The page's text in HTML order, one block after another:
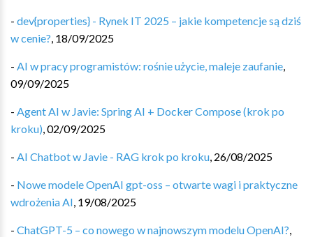
- dev{properties} - Rynek IT 2025 – jakie kompetencje są dziś
w cenie?, 18/09/2025
- AI w pracy programistów: rośnie użycie, maleje zaufanie,
09/09/2025
- Agent AI w Javie: Spring AI + Docker Compose (krok po
kroku),02/09/2025
- AI Chatbot w Javie - RAG krok po kroku, 26/08/2025
- Nowe modele OpenAI gpt-oss – otwarte wagi i praktyczne
wdrożenia AI, 19/08/2025
- ChatGPT-5 – co nowego w najnowszym modelu OpenAI?,